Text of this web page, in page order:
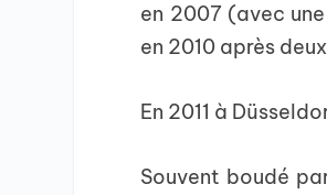
en 2007 (avec
en 2010 après
En 2011 à
Souvent boudé